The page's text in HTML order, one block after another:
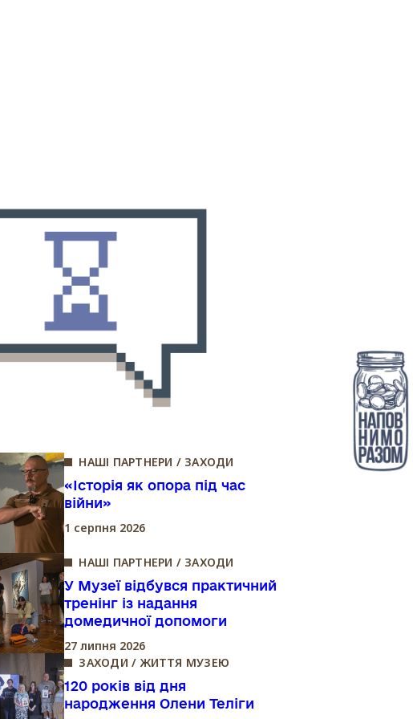
НАШІ ПАРТНЕРИ / ЗАХОДИ
«Історія як опора під час
війни»
1 серпня 2026
НАШІ ПАРТНЕРИ / ЗАХОДИ
У Музеї відбувся практичний
тренінг із надання
домедичної допомоги
27 липня 2026
ЗАХОДИ / ЖИТТЯ МУЗЕЮ
120 років від дня
народження Олени Теліги